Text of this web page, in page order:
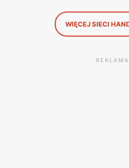
WIĘCEJ SIECI
REKLAMA